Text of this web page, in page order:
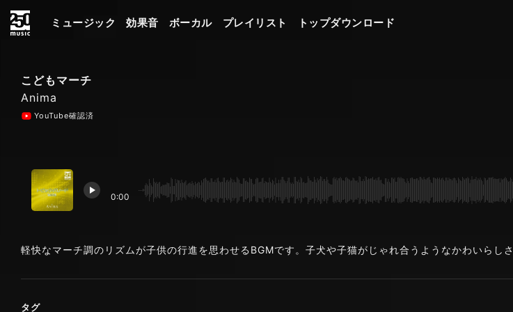
ミュージック 効果音 ボーカル プレイリスト トップダウンロード
こどもマーチ
Anima
YouTube確認済
0:00
軽快なマーチ調のリズムが子供の行進を思わせるBGMです。子犬や子猫がじゃれ合うようなかわいらし
タグ